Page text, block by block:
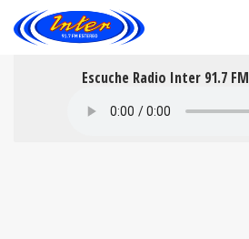
Escuche Radio Inter 91.7 FM